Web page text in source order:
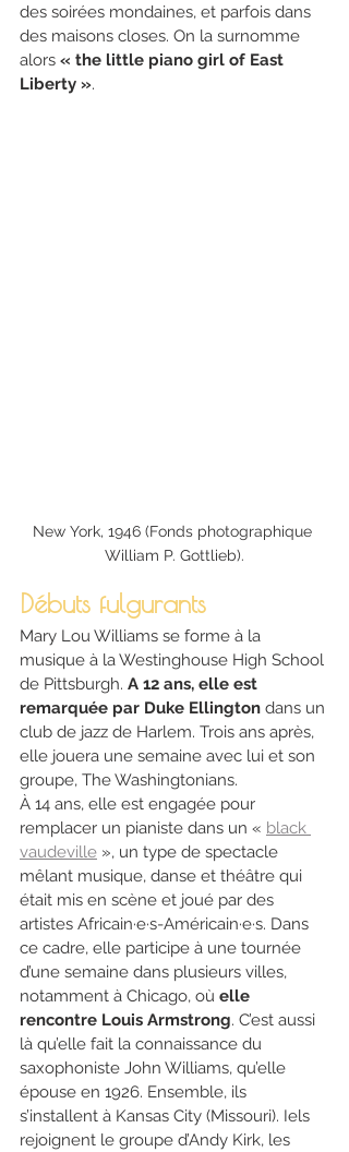
des soirées mondaines, et parfois dans
des maisons closes. On la surnomme
alors « the little piano girl of East
Liberty ».
New York, 1946 (Fonds photographique
William P. Gottlieb).
Débuts fulgurants
Mary Lou Williams se forme à la
musique à la Westinghouse High School
de Pittsburgh. A 12 ans, elle est
remarquée par Duke Ellington dans un
club de jazz de Harlem. Trois ans après,
elle jouera une semaine avec lui et son
groupe, The Washingtonians.
À 14 ans, elle est engagée pour
remplacer un pianiste dans un « black
vaudeville », un type de spectacle
mêlant musique, danse et théâtre qui
était mis en scène et joué par des
artistes Africain·e·s-Américain·e·s. Dans
ce cadre, elle participe à une tournée
d’une semaine dans plusieurs villes,
notamment à Chicago, où elle
rencontre Louis Armstrong. C’est aussi
là qu’elle fait la connaissance du
saxophoniste John Williams, qu’elle
épouse en 1926. Ensemble, ils
s’installent à Kansas City (Missouri). Iels
rejoignent le groupe d’Andy Kirk, les